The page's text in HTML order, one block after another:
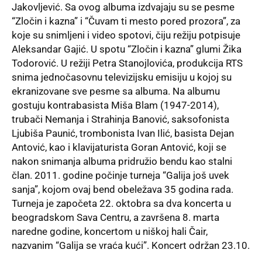
Jakovljević. Sa ovog albuma izdvajaju su se pesme
“Zločin i kazna” i “Čuvam ti mesto pored prozora”, za
koje su snimljeni i video spotovi, čiju režiju potpisuje
Aleksandar Gajić. U spotu “Zločin i kazna” glumi Žika
Todorović. U režiji Petra Stanojlovića, produkcija RTS
snima jednočasovnu televizijsku emisiju u kojoj su
ekranizovane sve pesme sa albuma. Na albumu
gostuju kontrabasista Miša Blam (1947-2014),
trubači Nemanja i Strahinja Banović, saksofonista
Ljubiša Paunić, trombonista Ivan Ilić, basista Dejan
Antović, kao i klavijaturista Goran Antović, koji se
nakon snimanja albuma pridružio bendu kao stalni
član. 2011. godine počinje turneja “Galija još uvek
sanja”, kojom ovaj bend obeležava 35 godina rada.
Turneja je započeta 22. oktobra sa dva koncerta u
beogradskom Sava Centru, a završena 8. marta
naredne godine, koncertom u niškoj hali Čair,
nazvanim “Galija se vraća kući”. Koncert održan 23.10.